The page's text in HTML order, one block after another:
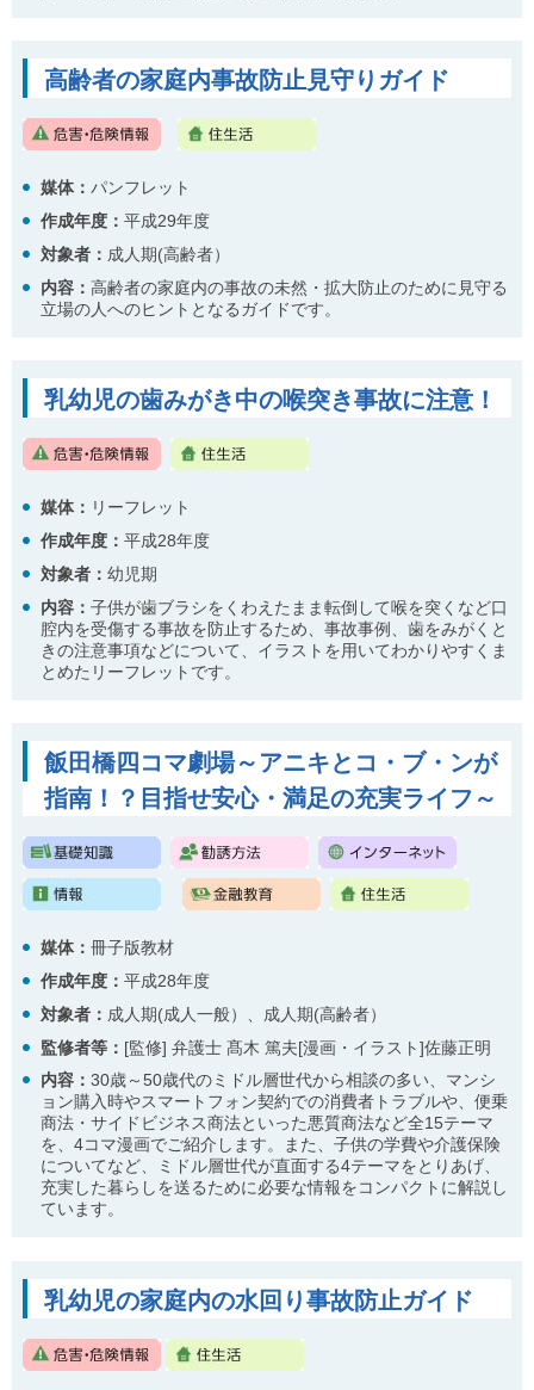
高齢者の家庭内事故防止見守りガイド
媒体： パンフレット
作成年度： 平成29年度
対象者： 成人期(高齢者）
内容 ： 高齢者の家庭内の事故の未然・拡大防止のために見守る
立場の人へのヒントとなるガイドです。
乳幼児の歯みがき中の喉突き事故に注意！
媒体： リーフレット
作成年度： 平成28年度
対象者： 幼児期
内容 ： 子供が歯ブラシをくわえたまま転倒して喉を突くなど口
腔内を受傷する事故を防止するため、事故事例、歯をみがくと
きの注意事項などについて、イラストを用いてわかりやすくま
とめたリーフレットです。
飯田橋四コマ劇場～アニキとコ・ブ・ンが
指南！？目指せ安心・満足の充実ライフ～
媒体： 冊子版教材
作成年度： 平成28年度
対象者： 成人期(成人一般）、成人期(高齢者）
監修者等： [監修] 弁護士 髙木 篤夫[漫画・イラスト]佐藤正明
内容： 30歳～50歳代のミドル層世代から相談の多い、マンシ
ョン購入時やスマートフォン契約での消費者トラブルや、便乗
商法・サイドビジネス商法といった悪質商法など全15テーマ
を、4コマ漫画でご紹介します。また、子供の学費や介護保険
についてなど、ミドル層世代が直面する4テーマをとりあげ、
充実した暮らしを送るために必要な情報をコンパクトに解説し
ています。
乳幼児の家庭内の水回り事故防止ガイド